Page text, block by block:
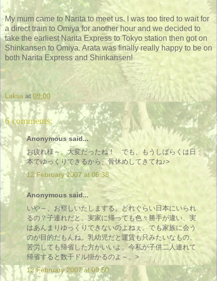
My mum came to Narita to meet us. I was too tired to wait for
a direct train to Omiya for another hour and we decided to
take the earliest Narita Express to Tokyo station then got on
Shinkansen to Omiya. Arata was finally really happy to be on
both Narita Express and Shinkansen!
Laksa at 09:00
6 comments:
Anonymous said...
お疲れ様～。大変だったね！ でも、もうしばらくは日
本でゆっくりできるから、骨休めしてきてね♪>
12 February 2007 at 06:38
Anonymous said...
いや～、お察しいたしまする。どれぐらい日本にいられ
るの？子連れだと、実家に帰っても色々勝手が違い、実
はあんまりゆっくりできないのよねぇ。でも家族に会う
のが目的だもんね。乳幼児だと運賃も只みたいなもの。
苦労しても帰省した方がいいよ。今私が子供二人連れて
帰省すると数千ドル掛かるのよ～。>
12 February 2007 at 09:50